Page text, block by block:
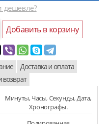
дешевле?
Добавить в корзину
Доставка и оплата
Минуты, Часы, Секунды, Дата,
Хронографы.